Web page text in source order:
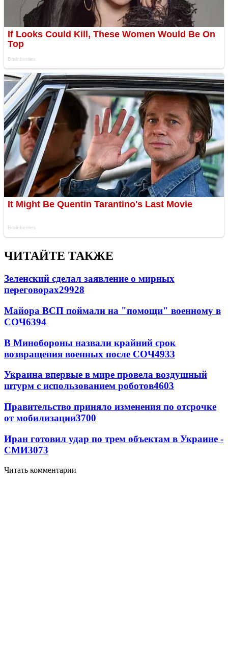
ЧИТАЙТЕ ТАКЖЕ
Зеленский сделал заявление о мирных
переговорах29928
Майора ВСП поймали на "помощи" военному в
СОЧ6394
В Минобороны назвали крайний срок
возвращения военных после СОЧ4933
Украина впервые в мире провела воздушный
штурм с использованием роботов4603
Правительство приняло изменения по отсрочке
от мобилизации3700
Иран готовил удар по трем объектам в Украине -
СМИ3073
Читать комментарии